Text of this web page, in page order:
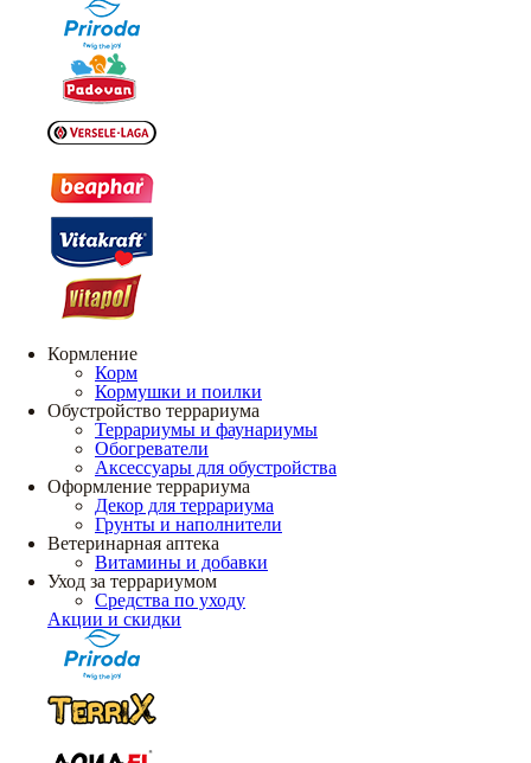
Кормление
Корм
Кормушки и поилки
Обустройство террариума
Террариумы и фаунариумы
Обогреватели
Аксессуары для обустройства
Оформление террариума
Декор для террариума
Грунты и наполнители
Ветеринарная аптека
Витамины и добавки
Уход за террариумом
Средства по уходу
Акции и скидки